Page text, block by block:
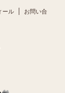
ール
お問い合